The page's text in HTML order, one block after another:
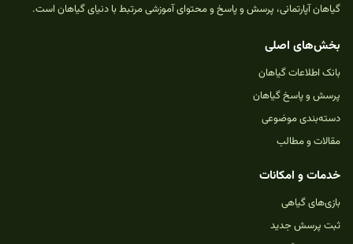
گیاهان آپارتمانی، پرسش و پاسخ و محتوای آموزشی مرتبط با دنیای گیاهان است.
بخش‌های اصلی
بانک اطلاعات گیاهان
پرسش و پاسخ گیاهان
دسته‌بندی موضوعی
مقالات و مطالب
خدمات و امکانات
بازی‌های گیاهی
ثبت پرسش جدید